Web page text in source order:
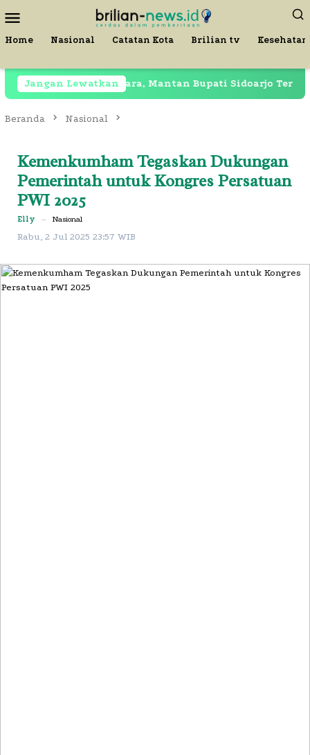
ke
kontenMobile
Home Nasional Catatan Kota Brilian tv Kesehatan
Jangan Lewatkan
Masih Dipenjara, Mantan Bupati Sidoarjo Terekam di
Beranda Nasional
Kemenkumham Tegaskan Dukungan
Pemerintah untuk Kongres Persatuan
PWI 2025
Elly – Nasional
Rabu, 2 Jul 2025 23:57 WIB